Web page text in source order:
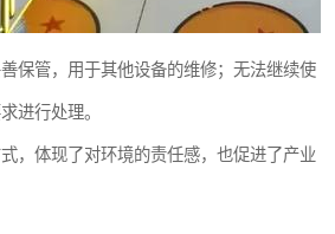
保管，用于其他设备的维修；无法继续使
进行处理。
，体现了对环境的责任感，也促进了产业